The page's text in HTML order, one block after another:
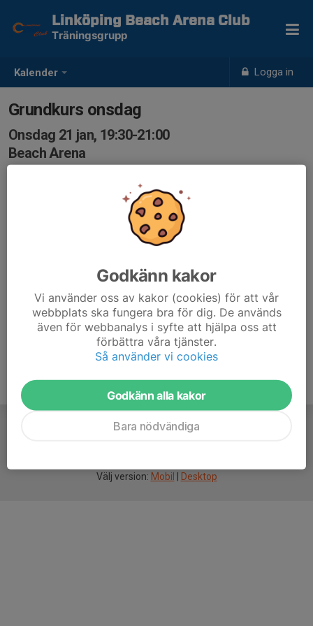
Kalender Logga in
Linköping Beach Arena Club
Träningsgrupp
Grundkurs onsdag
Onsdag 21 jan, 19:30-21:00
Beach Arena
Välj version: Mobil Desktop
Godkänn kakor
Vi använder oss av kakor (cookies) för att vår
webbplats ska fungera bra för dig. De används
även för webbanalys i syfte att hjälpa oss att
förbättra våra tjänster.
Så använder vi cookies
Godkänn alla kakor
Bara nödvändiga